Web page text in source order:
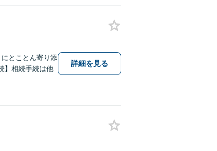
とことん寄り添
】相続手続は他
詳細を見る